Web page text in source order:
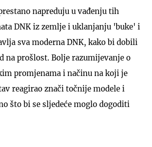
napreduju u vađenju tih
DNK iz zemlje i uklanjanju 'buke' i
sva moderna DNK, kako bi dobili
na prošlost. Bolje razumijevanje o
promjenama i načinu na koji je
reagirao znači točnije modele i
što bi se sljedeće moglo dogoditi